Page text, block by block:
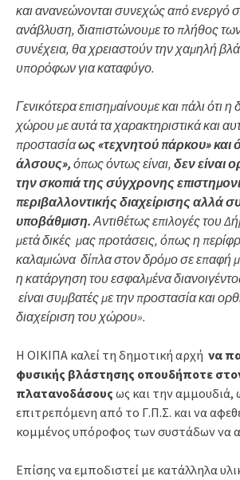
και ανανεώνονται συνεχώς από ενεργό
ανάβλυση, διαπιστώνουμε το πλήθος
συνέχεια, θα χρειαστούν την χαμηλή
υπορόφων για καταφύγο.
Γενικότερα επισημαίνουμε και πάλι ότι η
χώρου με αυτά τα χαρακτηριστικά και
προστασίαως «τεχνητού πάρκου» και
άλσους», όπως όντως είναι, δεν είναι
την σκοπιά της σύγχρονης
περιβαλλοντικής διαχείρισης αλλά
υποβάθμιση.Αντιθέτως επιλογές του
μετά δικές μας προτάσεις, όπως η
καλαμιώνα δίπλα στον δρόμο σε επαφή
η κατάργηση του εσφαλμένα
είναι συμβατές με την προστασία και
διαχείριση του χώρου».
Η ΟΙΚΙΠΑ καλεί τη δημοτική αρχή να
φυσικής βλάστησης οπουδήποτε
πλατανοδάσους ως και την αμμουδιά,
επιτρεπόμενη από το Γ.Π.Σ. και να
κομμένος υπόροφος των συστάδων να
Επίσης να εμποδιστεί με κατάλληλα